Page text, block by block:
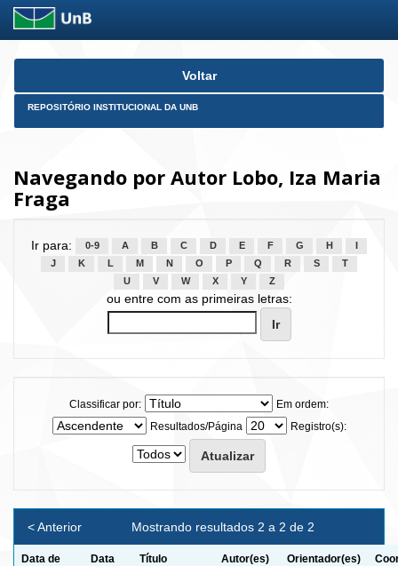
Skip
Voltar
REPOSITÓRIO INSTITUCIONAL DA UNB
Navegando por Autor Lobo, Iza Maria
Fraga
Ir para: 0-9 A B C D E F G H
J
K L M N O P Q R S
T
U
V W X Y Z
ou entre com as primeiras letras:
Classificar por:
Em ordem:
Resultados/Página
Registro(s):
Mostrando resultados 2 a 2 de 2
< Anterior
Data de
Data
Título Autor(es) Orientador(es)